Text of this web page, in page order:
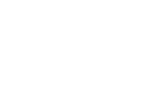
für Fahrzeuge mit zweijährigem